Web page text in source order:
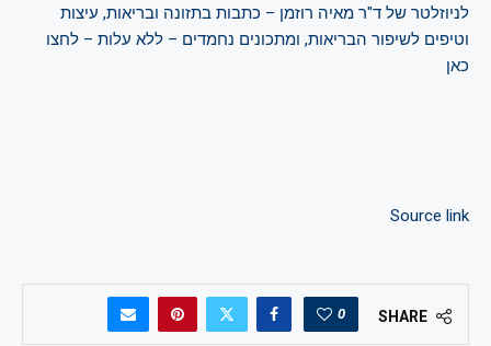
לניוזלטר של ד"ר מאיה רוזמן – כתבות בתזונה ובריאות, עיצות
וטיפים לשיפור הבריאות, ומתכונים נחמדים – ללא עלות – לחצו
כאן
Source link
SHARE
0